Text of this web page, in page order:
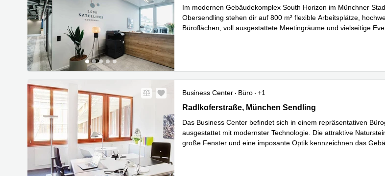
Im modernen Gebäudekomplex South Horizon im Münchner
Obersendling stehen dir auf 800 m² flexible Arbeitsplätze,
Büroflächen, voll ausgestattete Meetingräume und vielseitige Eve
Business Center Büro
+1
Radlkoferstraße 2, München Sendling
Radlkoferstraße, München Sendling
Das Business Center befindet sich in einem repräsentativen
ausgestattet mit modernster Technologie. Die attraktive
große Fenster und eine imposante Optik kennzeichnen das